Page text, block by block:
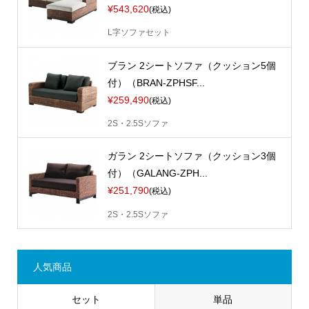
¥543,620(税込)
L字ソファセット
ブラン 2シートソファ（クッション5個
付）（BRAN-ZPHSF...
¥259,490(税込)
2S・2.5Sソファ
ガラン 2シートソファ（クッション3個
付）（GALANG-ZPH...
¥251,790(税込)
2S・2.5Sソファ
人気商品
セット 単品